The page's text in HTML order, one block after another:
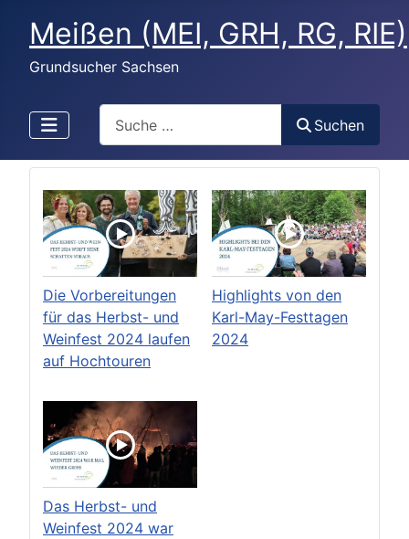
Meißen (MEI, GRH, RG, RIE)
Grundsucher Sachsen
Suchen
Die Vorbereitungen
für das Herbst- und
Weinfest 2024 laufen
auf Hochtouren
Highlights von den
Karl-May-Festtagen
2024
Das Herbst- und
Weinfest 2024 war